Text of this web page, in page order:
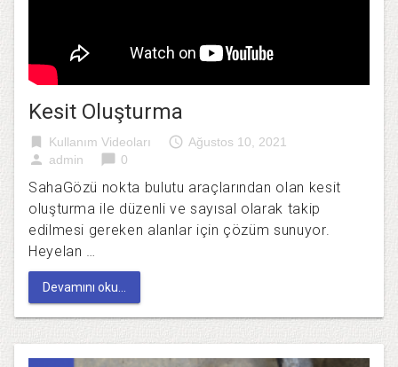
Kesit Oluşturma
bookmark Kullanım Videoları access_time Ağustos 10, 2021
person admin chat_bubble 0
SahaGözü nokta bulutu araçlarından olan kesit
oluşturma ile düzenli ve sayısal olarak takip
edilmesi gereken alanlar için çözüm sunuyor.
Heyelan …
Devamını oku...